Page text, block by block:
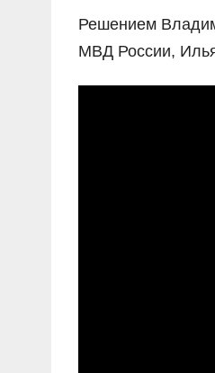
Решением
МВД России,